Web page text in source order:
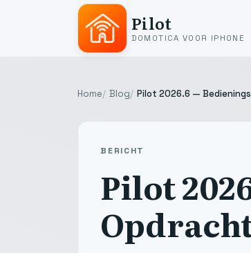
Pilot
DOMOTICA VOOR IPHONE
Home Blog Pilot 2026.6 —
BERICHT
Pilot